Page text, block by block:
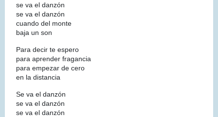
se va el danzón
se va el danzón
cuando del monte
baja un son
Para decir te espero
para aprender fragancia
para empezar de cero
en la distancia
Se va el danzón
se va el danzón
se va el danzón